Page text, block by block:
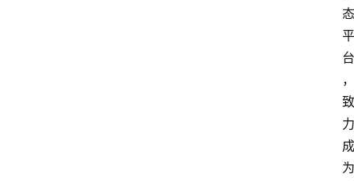
态
平
台
，
致
力
成
为